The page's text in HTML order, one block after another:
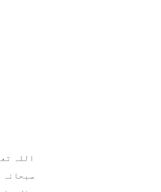
اللہ
سبحانہ